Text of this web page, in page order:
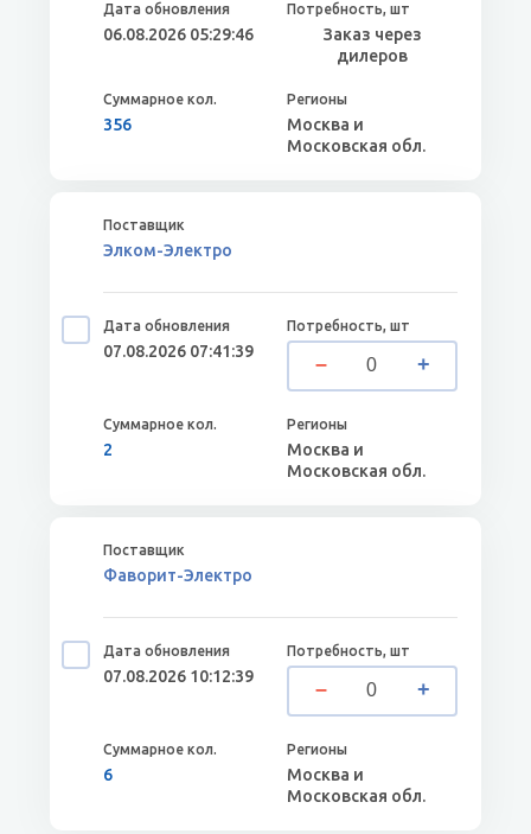
06.08.2026 05:29:46
356
Заказ через
дилеров
Москва и
Московская обл.
Элком-Электро
07.08.2026 07:41:39
2
Москва и
Московская обл.
Фаворит-Электро
07.08.2026 10:12:39
6
Москва и
Московская обл.